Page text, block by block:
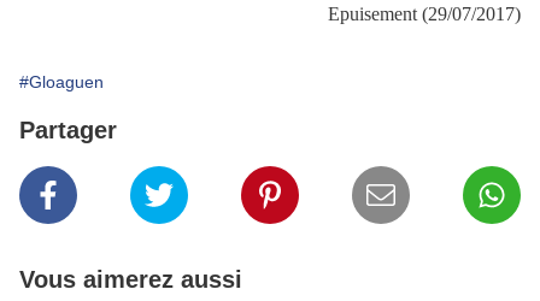
Epuisement (29/07/2017)
#Gloaguen
Partager
Vous aimerez aussi